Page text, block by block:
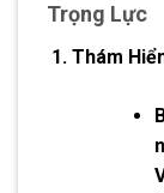
Trọng Lực
Thám